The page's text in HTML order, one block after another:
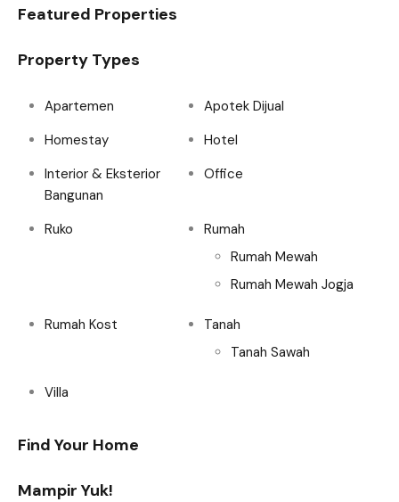
Featured Properties
Property Types
Apartemen
Apotek Dijual
Homestay
Hotel
Interior & Eksterior
Bangunan
Office
Ruko
Rumah
Rumah Mewah
Rumah Mewah Jogja
Rumah Kost
Tanah
Tanah Sawah
Villa
Find Your Home
Mampir Yuk!